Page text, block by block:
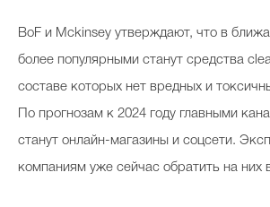
BoF и Mckinsey утверждают, что в
более популярными станут средства
составе которых нет вредных и
По прогнозам к 2024 году главными
станут онлайн-магазины и соцсети.
компаниям уже сейчас обратить на них